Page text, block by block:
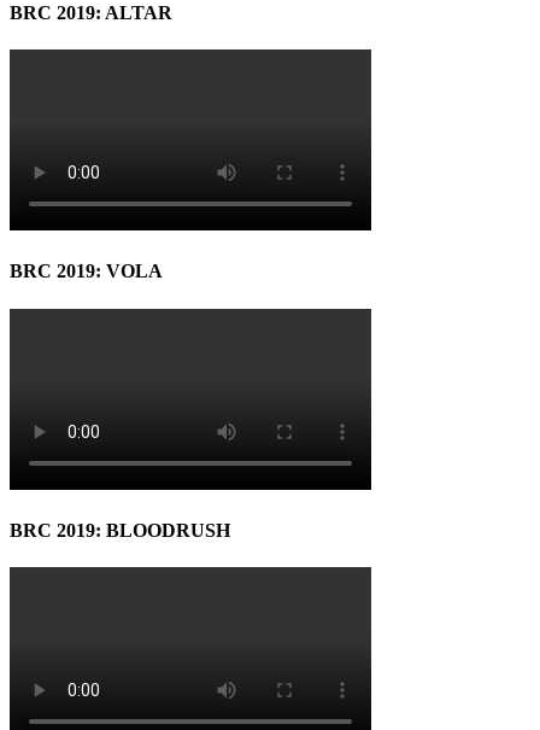
BRC 2019: ALTAR
BRC 2019: VOLA
BRC 2019: BLOODRUSH